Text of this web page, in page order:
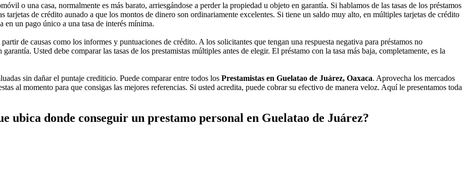
o una casa, normalmente es más barato, arriesgándose a perder la propiedad u objeto en garantía. Si hablamos de las tasas de los préstamos
tarjetas de crédito aunado a que los montos de dinero son ordinariamente excelentes. Si tiene un saldo muy alto, en múltiples tarjetas de crédito
en un pago único a una tasa de interés mínima.
de causas como los informes y puntuaciones de crédito. A los solicitantes que tengan una respuesta negativa para préstamos no
Usted debe comparar las tasas de los prestamistas múltiples antes de elegir. El préstamo con la tasa más baja, completamente, es la
sin dañar el puntaje crediticio. Puede comparar entre todos los Prestamistas en Guelatao de Juárez, Oaxaca. Aprovecha los mercados
al momento para que consigas las mejores referencias. Si usted acredita, puede cobrar su efectivo de manera veloz. Aquí le presentamos toda
ubica donde conseguir un prestamo personal en Guelatao de Juárez?